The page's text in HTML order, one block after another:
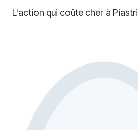
L'action qui coûte cher à Piastri